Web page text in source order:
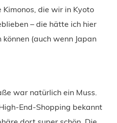
die wir in Kyoto
– die hätte ich hier
(auch wenn Japan
war natürlich ein Muss.
End-Shopping bekannt